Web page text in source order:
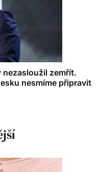
zemřít.
nesmíme připravit